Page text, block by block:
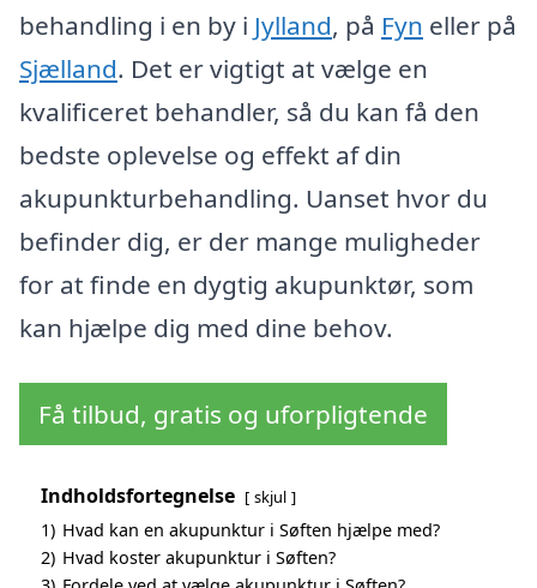
behandling i en by i Jylland, på Fyn eller på
Sjælland. Det er vigtigt at vælge en
kvalificeret behandler, så du kan få den
bedste oplevelse og effekt af din
akupunkturbehandling. Uanset hvor du
befinder dig, er der mange muligheder
for at finde en dygtig akupunktør, som
kan hjælpe dig med dine behov.
Få tilbud, gratis og uforpligtende
Indholdsfortegnelse skjul
1) Hvad kan en akupunktur i Søften hjælpe med?
2) Hvad koster akupunktur i Søften?